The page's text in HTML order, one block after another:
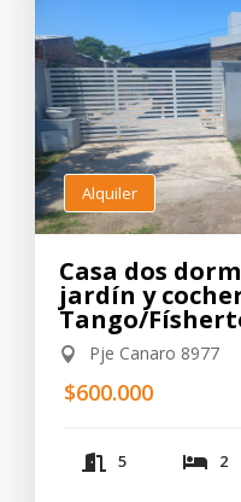
Alquiler
Casa dos
jardín y
Tango/
Pje Canaro 8977
$600.000
5 2